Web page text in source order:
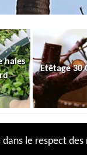
haies
Etêtage 30
le respect des